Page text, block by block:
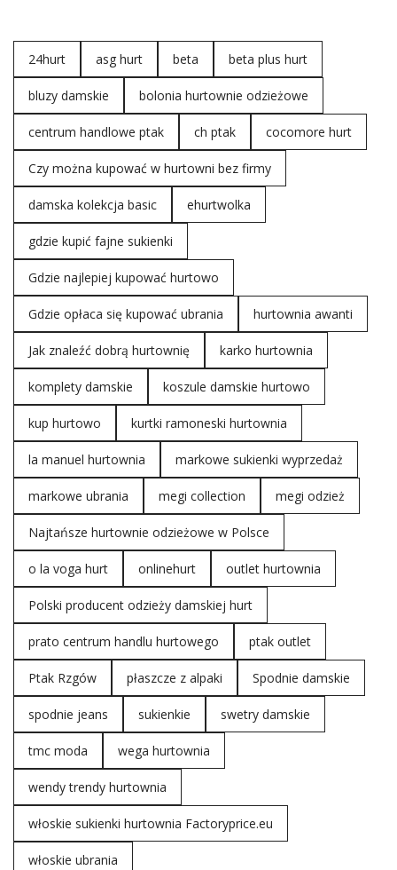
24hurt asg hurt beta beta plus hurt
bluzy damskie bolonia hurtownie odzieżowe
centrum handlowe ptak ch ptak cocomore hurt
Czy można kupować w hurtowni bez firmy
damska kolekcja basic ehurtwolka
gdzie kupić fajne sukienki
Gdzie najlepiej kupować hurtowo
Gdzie opłaca się kupować ubrania hurtownia awanti
Jak znaleźć dobrą hurtownię karko hurtownia
komplety damskie koszule damskie hurtowo
kup hurtowo kurtki ramoneski hurtownia
la manuel hurtownia markowe sukienki wyprzedaż
markowe ubrania megi collection megi odzież
Najtańsze hurtownie odzieżowe w Polsce
o la voga hurt onlinehurt outlet hurtownia
Polski producent odzieży damskiej hurt
prato centrum handlu hurtowego ptak outlet
Ptak Rzgów płaszcze z alpaki Spodnie damskie
spodnie jeans sukienkie swetry damskie
tmc moda wega hurtownia
wendy trendy hurtownia
włoskie sukienki hurtownia Factoryprice.eu
włoskie ubrania